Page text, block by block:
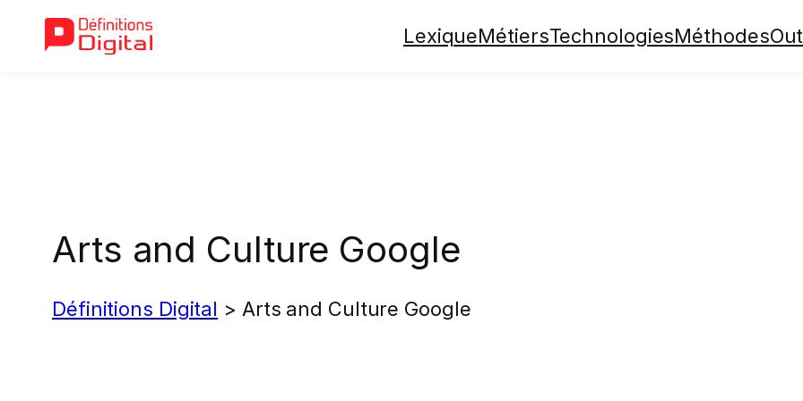
LexiqueMétiersTechnologiesMéthodes
Arts and Culture Google
Définitions Digital > Arts and Culture Google